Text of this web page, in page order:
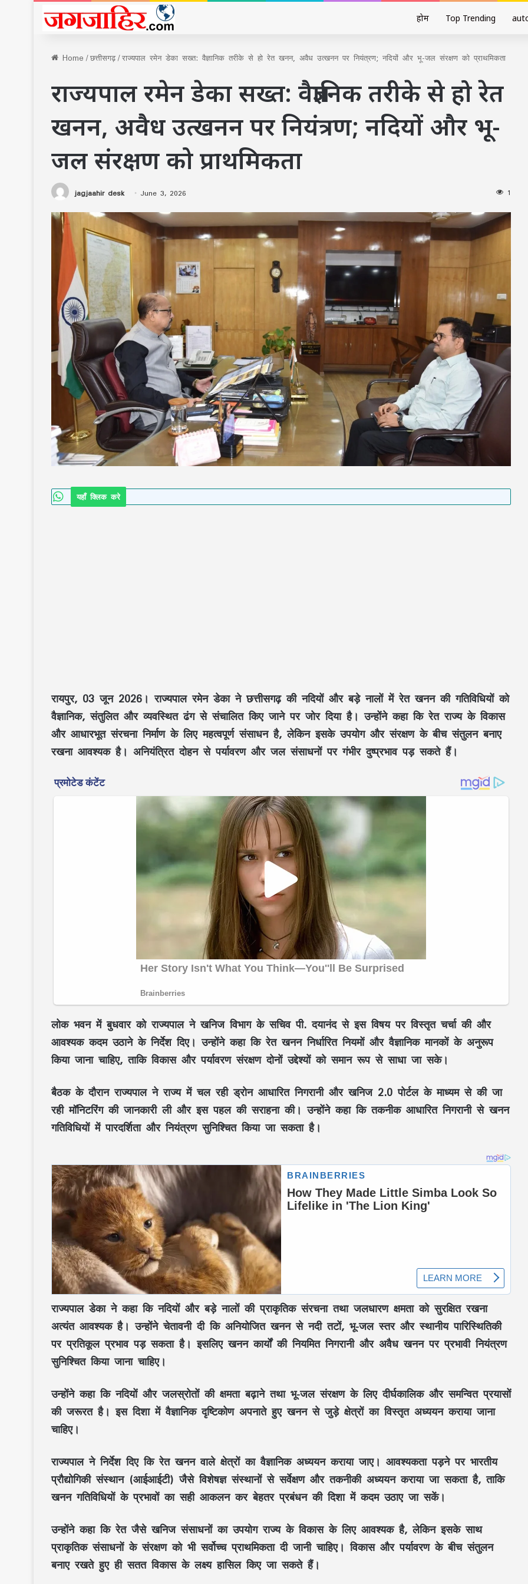
होम Top Trending
Home/छत्तीसगढ़/राज्यपाल रमेन डेका सख्त: वैज्ञानिक तरीके से हो रेत खनन, अवैध उत्खनन पर नियंत्रण; नदियों और भू-जल संरक्षण को प्राथमिकता
राज्यपाल रमेन डेका सख्त: वैज्ञानिक तरीके से हो रेत
खनन, अवैध उत्खनन पर नियंत्रण; नदियों और भू-
जल संरक्षण को प्राथमिकता
jagjaahir desk June 3, 2026 1
यहाँ क्लिक करे
रायपुर, 03 जून 2026। राज्यपाल रमेन डेकाने छत्तीसगढ़ की नदियों और बड़े नालों मेंरेत खननकी गतिविधियों को
वैज्ञानिक, संतुलित और व्यवस्थित ढंगसे संचालित किए जाने पर जोर दिया है। उन्होंने कहा कि रेत राज्य के विकास
और आधारभूत संरचना निर्माणके लिए महत्वपूर्ण संसाधन है, लेकिन इसके उपयोग और संरक्षण के बीच संतुलन बनाए
रखना आवश्यक है। अनियंत्रित दोहन सेपर्यावरणऔरजल संसाधनोंपर गंभीर दुष्प्रभाव पड़ सकते हैं।
लोक भवनमें बुधवार को राज्यपाल नेखनिज विभागके सचिवपी. दयानंदसे इस विषय पर विस्तृत चर्चा की और
आवश्यक कदम उठाने के निर्देश दिए। उन्होंने कहा कि रेत खनन निर्धारित नियमों औरवैज्ञानिक मानकोंके अनुरूप
किया जाना चाहिए, ताकि विकास और पर्यावरण संरक्षण दोनों उद्देश्यों को समान रूप से साधा जा सके।
बैठक के दौरान राज्यपाल ने राज्य में चल रहीड्रोन आधारित निगरानीऔरखनिज 2.0 पोर्टलके माध्यम से की जा
रही मॉनिटरिंग की जानकारी ली और इस पहल की सराहना की। उन्होंने कहा कि तकनीक आधारित निगरानी से खनन
गतिविधियों में पारदर्शिता और नियंत्रण सुनिश्चित किया जा सकता है।
राज्यपाल डेका ने कहा कि नदियों और बड़े नालों कीप्राकृतिक संरचनातथाजलधारण क्षमताको सुरक्षित रखना
अत्यंत आवश्यक है। उन्होंने चेतावनी दी किअनियोजित खननसेनदी तटों, भू-जल स्तरऔरस्थानीय पारिस्थितिकी
पर प्रतिकूल प्रभाव पड़ सकता है। इसलिए खनन कार्यों की नियमित निगरानी और अवैध खननपर प्रभावी नियंत्रण
सुनिश्चित किया जाना चाहिए।
उन्होंने कहा कि नदियों और जलस्रोतों की क्षमता बढ़ाने तथा भू-जल संरक्षणके लिए दीर्घकालिक और समन्वित प्रयासों
की जरूरत है। इस दिशा में वैज्ञानिक दृष्टिकोण अपनाते हुए खनन से जुड़े क्षेत्रों का विस्तृत अध्ययन कराया जाना
चाहिए।
राज्यपाल ने निर्देश दिए कि रेत खनन वाले क्षेत्रों कावैज्ञानिक अध्ययनकराया जाए। आवश्यकता पड़ने पर भारतीय
प्रौद्योगिकी संस्थान (आईआईटी) जैसे विशेषज्ञ संस्थानों से सर्वेक्षण और तकनीकी अध्ययन कराया जा सकता है, ताकि
खनन गतिविधियों के प्रभावों का सही आकलन कर बेहतर प्रबंधन की दिशा में कदम उठाए जा सकें।
उन्होंने कहा किरेत जैसे खनिज संसाधनोंका उपयोग राज्य के विकास के लिए आवश्यक है, लेकिन इसके साथ
प्राकृतिक संसाधनों के संरक्षणको भी सर्वोच्च प्राथमिकता दी जानी चाहिए। विकास और पर्यावरण के बीच संतुलन
बनाए रखते हुए ही सतत विकास के लक्ष्य हासिल किए जा सकते हैं।
CM TODAY SCHEDULE: CM विष्णुदेव साय
दोपहर में ‘सेन शक्ति सम्मेलन’, शाम को देश के
बड़े Youth Conclave में होंगे शामिल, जानें
आज का राशिफल: कन्या-कुंभ वालों के खुलेंगे
तरक्की के रास्ते, मिथुन-धनु को मेहनत का फल,
12 राशियों के लिए कैसा रहेगा दिन